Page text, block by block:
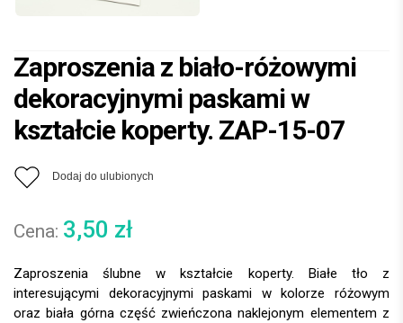
Zaproszenia z biało-różowymi
dekoracyjnymi paskami w
kształcie koperty. ZAP-15-07
Dodaj do ulubionych
3,50 zł
Zaproszenia ślubne w kształcie koperty. Białe tło z
interesującymi dekoracyjnymi paskami w kolorze różowym
oraz biała górna część zwieńczona naklejonym elementem z